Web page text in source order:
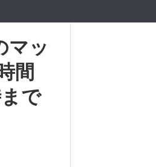
マッ
間
で